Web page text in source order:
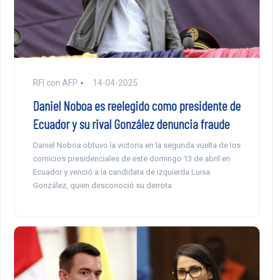
RFI con AFP 14-04-2025
Daniel Noboa es reelegido como presidente de
Ecuador y su rival González denuncia fraude
Daniel Noboa obtuvo la victoria en la segunda vuelta de los
comicios presidenciales de este domingo 13 de abril en
Ecuador y venció a la candidata de izquierda Luisa
González, quien desconoció su derrota.